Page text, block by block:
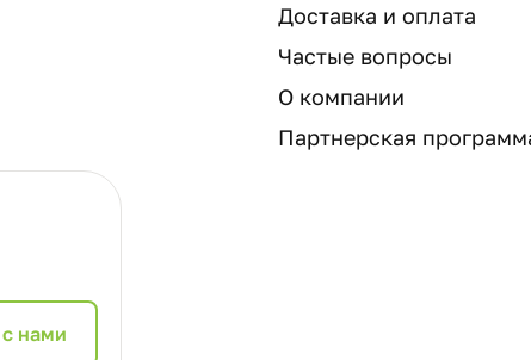
Доставка и оплата
Частые вопросы
О компании
Партнерская
нами